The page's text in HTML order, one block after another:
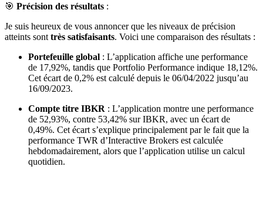
🎯 Précision des résultats :
Je suis heureux de vous annoncer que les niveaux de précision
atteints sont très satisfaisants. Voici une comparaison des résultats :
Portefeuille global : L’application affiche une performance
de 17,92%, tandis que Portfolio Performance indique 18,12%.
Cet écart de 0,2% est calculé depuis le 06/04/2022 jusqu’au
16/09/2023.
Compte titre IBKR : L’application montre une performance
de 52,93%, contre 53,42% sur IBKR, avec un écart de
0,49%. Cet écart s’explique principalement par le fait que la
performance TWR d’Interactive Brokers est calculée
hebdomadairement, alors que l’application utilise un calcul
quotidien.